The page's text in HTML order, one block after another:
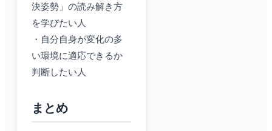
決姿勢」の読み解き方
を学びたい人
・自分自身が変化の多
い環境に適応できるか
判断したい人
まとめ